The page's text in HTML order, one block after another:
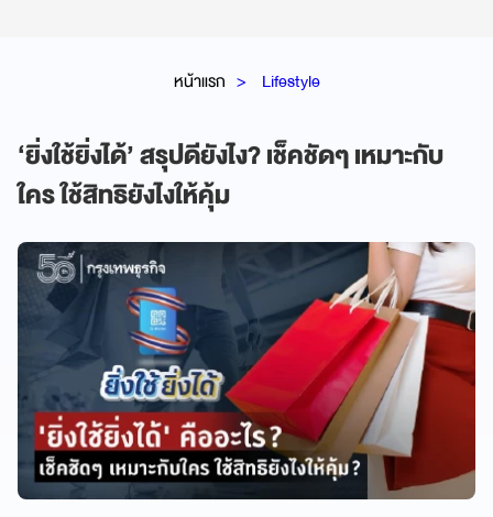
หน้าแรก Lifestyle
‘ยิ่งใช้ยิ่งได้’ สรุปดียังไง? เช็คชัดๆ เหมาะกับ
ใคร ใช้สิทธิยังไงให้คุ้ม